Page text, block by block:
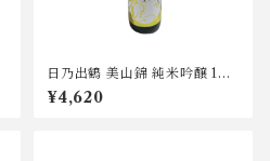
日乃出鶴 美山錦 純米吟醸 180
0ml
¥4,620